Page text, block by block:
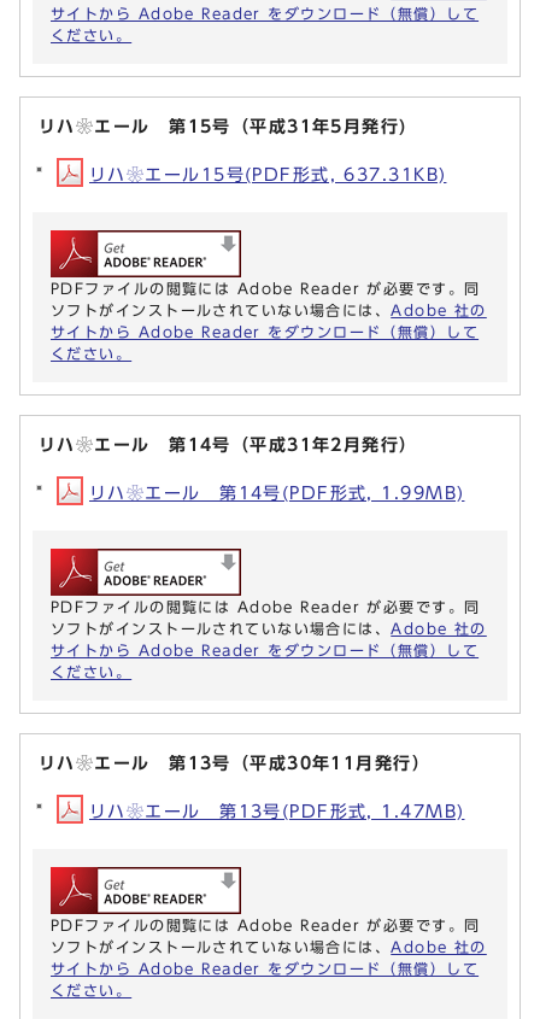
サイトから Adobe Reader をダウンロード（無償）して
ください。
リハ❀エール 第15号（平成31年5月発行)
リハ❀エール15号(PDF形式, 637.31KB)
PDFファイルの閲覧には Adobe Reader が必要です。同
ソフトがインストールされていない場合には、 Adobe 社の
サイトから Adobe Reader をダウンロード（無償）して
ください。
リハ❀エール 第14号（平成31年2月発行）
リハ❀エール 第14号(PDF形式, 1.99MB)
PDFファイルの閲覧には Adobe Reader が必要です。同
ソフトがインストールされていない場合には、 Adobe 社の
サイトから Adobe Reader をダウンロード（無償）して
ください。
リハ❀エール 第13号（平成30年11月発行）
リハ❀エール 第13号(PDF形式, 1.47MB)
PDFファイルの閲覧には Adobe Reader が必要です。同
ソフトがインストールされていない場合には、 Adobe 社の
サイトから Adobe Reader をダウンロード（無償）して
ください。